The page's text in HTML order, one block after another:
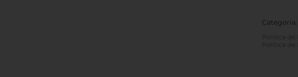
Categoría:
Política de
Política de